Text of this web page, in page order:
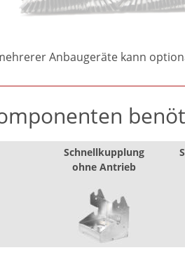
Schnellkupplung
ohne Antrieb
Anbaugeräte kann